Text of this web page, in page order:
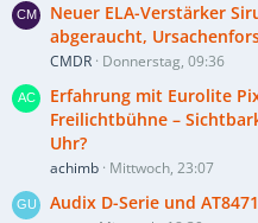
Neuer ELA-Verstärker
abgeraucht,
CMDR Donnerstag, 09:36
Erfahrung mit Eurolite
Freilichtbühne –
Uhr?
achimb Mittwoch, 23:07
Audix D-Serie und AT8471